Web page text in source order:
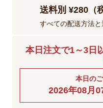
送料別 ¥280（
すべての配送方法
本日注文で1～3日
本日の
2026年08月